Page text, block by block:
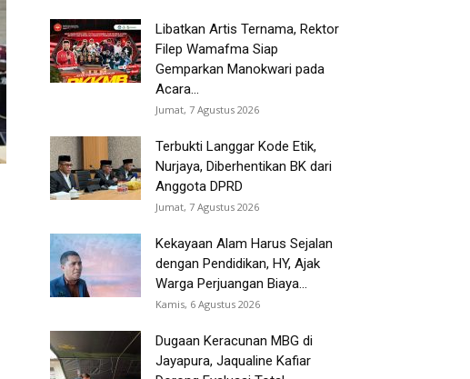
Libatkan Artis Ternama, Rektor
Filep Wamafma Siap
Gemparkan Manokwari pada
Acara...
Jumat, 7 Agustus 2026
Terbukti Langgar Kode Etik,
Nurjaya, Diberhentikan BK dari
Anggota DPRD
Jumat, 7 Agustus 2026
Kekayaan Alam Harus Sejalan
dengan Pendidikan, HY, Ajak
Warga Perjuangan Biaya...
Kamis, 6 Agustus 2026
Dugaan Keracunan MBG di
Jayapura, Jaqualine Kafiar